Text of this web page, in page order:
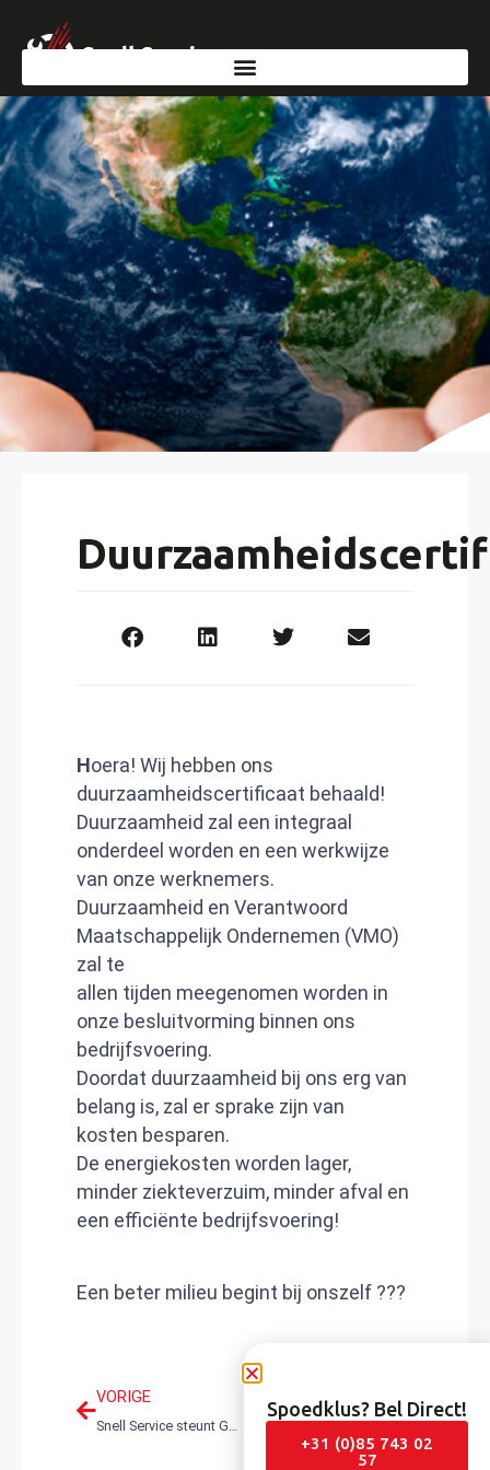
Hoera! Wij hebben ons
duurzaamheidscertificaat behaald!
Duurzaamheid zal een integraal
onderdeel worden en een werkwijze
van onze werknemers.
Duurzaamheid en Verantwoord
Maatschappelijk Ondernemen (VMO)
zal te
allen tijden meegenomen worden in
onze besluitvorming binnen ons
bedrijfsvoering.
Doordat duurzaamheid bij ons erg van
belang is, zal er sprake zijn van
kosten besparen.
De energiekosten worden lager,
minder ziekteverzuim, minder afval en
een efficiënte bedrijfsvoering!
Een beter milieu begint bij onszelf ???
VORIGE VOLGENDE
Loodgieter: alles wat je moet weten voor een goede keuze
Spoedklus? Bel Direct!
+31 (0)85 743 02
57